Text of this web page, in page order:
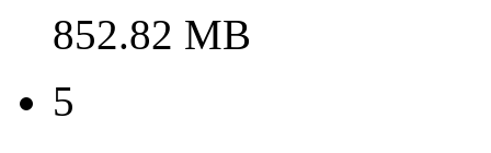
852.82 MB
5